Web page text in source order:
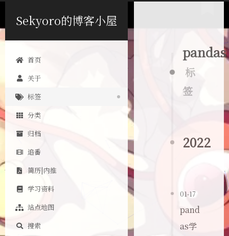
Sekyoro的博客小屋
首页
关于
标签
分类
归档
追番
简历|内推
学习资料
站点地图
搜索
pandas
标
签
2022
01-17
pand
as学